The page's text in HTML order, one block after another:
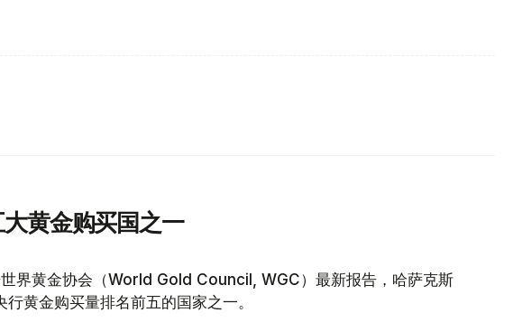
黄金购买国之一
世界黄金协会（World Gold Council, WGC）最新报告，哈萨克斯
黄金购买量排名前五的国家之一。